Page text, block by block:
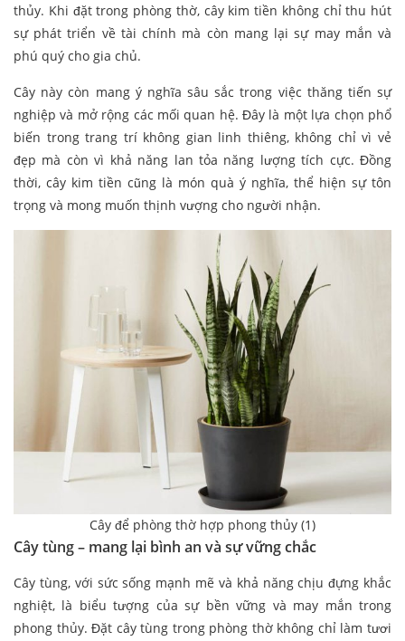
thủy. Khi đặt trong phòng thờ, cây kim tiền không chỉ thu hút
sự phát triển về tài chính mà còn mang lại sự may mắn và
phú quý cho gia chủ.
Cây này còn mang ý nghĩa sâu sắc trong việc thăng tiến sự
nghiệp và mở rộng các mối quan hệ. Đây là một lựa chọn phổ
biến trong trang trí không gian linh thiêng, không chỉ vì vẻ
đẹp mà còn vì khả năng lan tỏa năng lượng tích cực. Đồng
thời, cây kim tiền cũng là món quà ý nghĩa, thể hiện sự tôn
trọng và mong muốn thịnh vượng cho người nhận.
Cây để phòng thờ hợp phong thủy (1)
Cây tùng – mang lại bình an và sự vững chắc
Cây tùng, với sức sống mạnh mẽ và khả năng chịu đựng khắc
nghiệt, là biểu tượng của sự bền vững và may mắn trong
phong thủy. Đặt cây tùng trong phòng thờ không chỉ làm tươi